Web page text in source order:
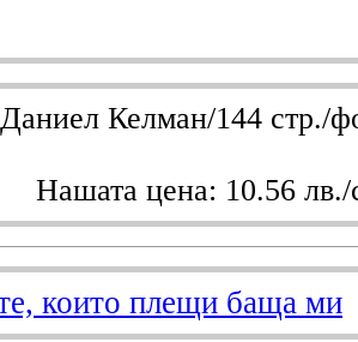
Даниел Келман/144 стр./
Нашата цена: 10.56 лв./
които плещи баща ми